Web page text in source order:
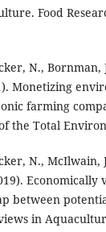
Food
N., Bornman,
Monetizing
farming
the Total
N., McIlwain,
Economically
between
in